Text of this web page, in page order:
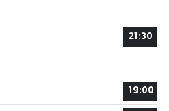
21:30
19:00